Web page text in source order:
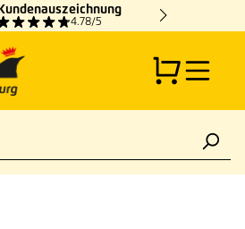
Kundenauszeichnung
4.78/5